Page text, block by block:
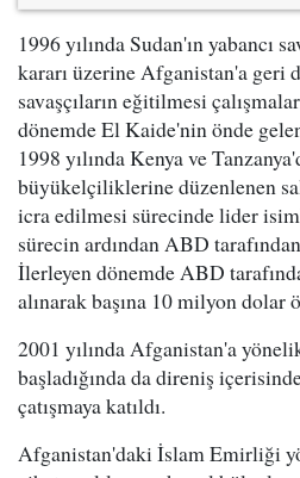
1996 yılında Sudan'ın yabancı
kararı üzerine Afganistan'a geri
savaşçıların eğitilmesi
dönemde El Kaide'nin önde
1998 yılında Kenya ve
büyükelçiliklerine düzenlenen
icra edilmesi sürecinde lider
sürecin ardından ABD
İlerleyen dönemde ABD
alınarak başına 10 milyon dolar
2001 yılında Afganistan'a
başladığında da direniş
çatışmaya katıldı.
Afganistan'daki İslam Emirliği